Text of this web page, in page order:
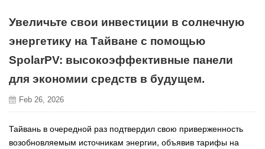
Увеличьте свои инвестиции в солнечную
энергетику на Тайване с помощью
SpolarPV: высокоэффективные панели
для экономии средств в будущем.
Feb 26, 2026
Тайвань в очередной раз подтвердил свою приверженность
возобновляемым источникам энергии, объявив тарифы на